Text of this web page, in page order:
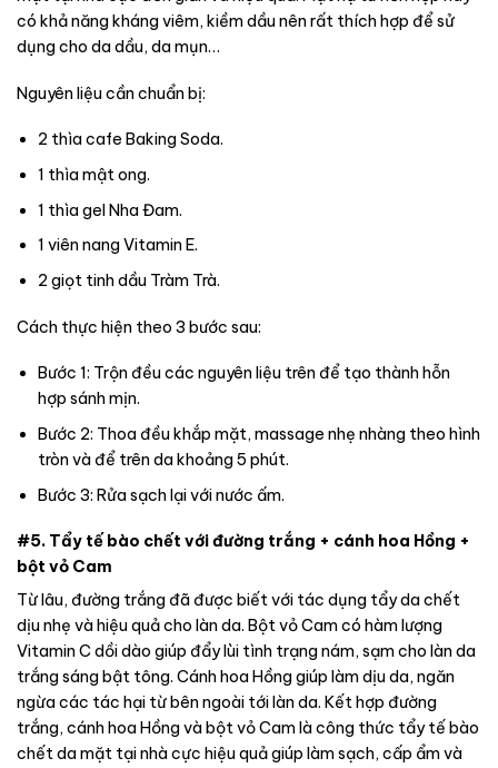
có khả năng kháng viêm, kiềm dầu nên rất thích hợp để sử
dụng cho da dầu, da mụn…
Nguyên liệu cần chuẩn bị:
2 thìa cafe Baking Soda.
1 thìa mật ong.
1 thìa gel Nha Đam.
1 viên nang Vitamin E.
2 giọt tinh dầu Tràm Trà.
Cách thực hiện theo 3 bước sau:
Bước 1: Trộn đều các nguyên liệu trên để tạo thành hỗn
hợp sánh mịn.
Bước 2: Thoa đều khắp mặt, massage nhẹ nhàng theo hình
tròn và để trên da khoảng 5 phút.
Bước 3: Rửa sạch lại với nước ấm.
#5. Tẩy tế bào chết với đường trắng + cánh hoa Hồng +
bột vỏ Cam
Từ lâu, đường trắng đã được biết với tác dụng tẩy da chết
dịu nhẹ và hiệu quả cho làn da. Bột vỏ Cam có hàm lượng
Vitamin C dồi dào giúp đẩy lùi tình trạng nám, sạm cho làn da
trắng sáng bật tông. Cánh hoa Hồng giúp làm dịu da, ngăn
ngừa các tác hại từ bên ngoài tới làn da. Kết hợp đường
trắng, cánh hoa Hồng và bột vỏ Cam là công thức tẩy tế bào
chết da mặt tại nhà cực hiệu quả giúp làm sạch, cấp ẩm và